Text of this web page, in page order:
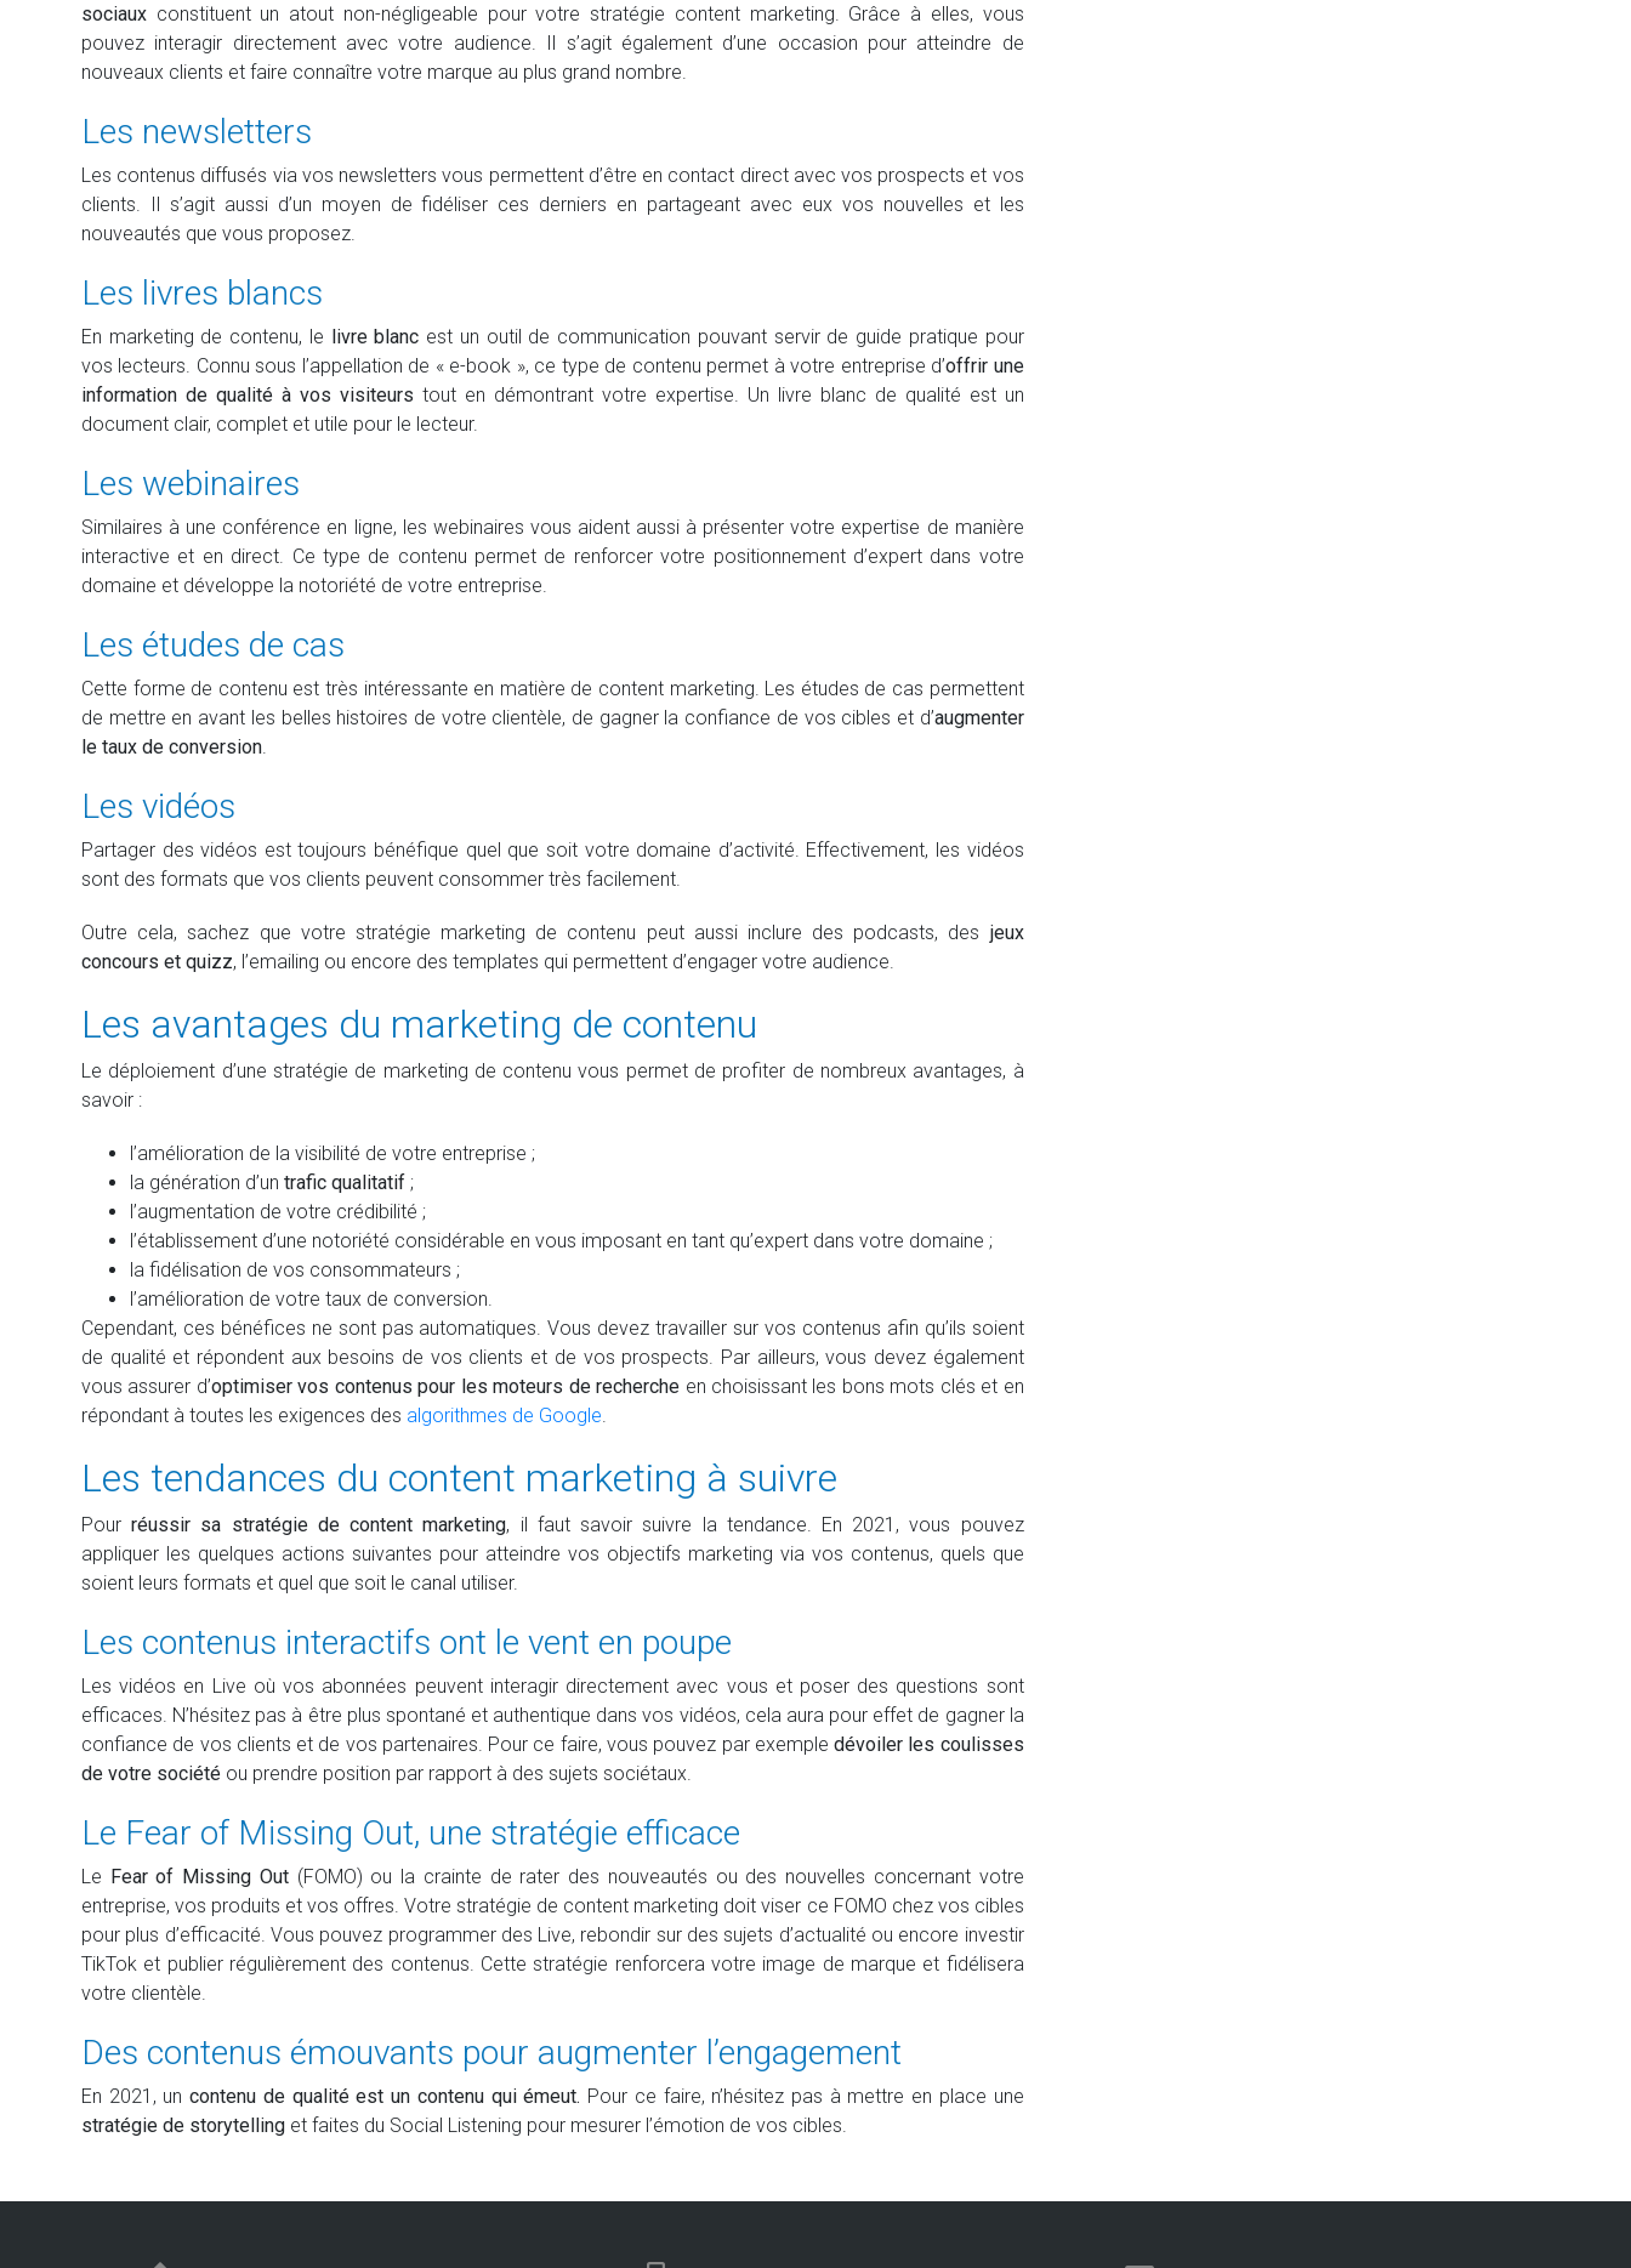
sociaux constituent un atout non-négligeable pour votre stratégie content marketing. Grâce à elles, vous
pouvez interagir directement avec votre audience. Il s’agit également d’une occasion pour atteindre de
nouveaux clients et faire connaître votre marque au plus grand nombre.
Les newsletters
Les contenus diffusés via vos newsletters vous permettent d’être en contact direct avec vos prospects et vos
clients. Il s’agit aussi d’un moyen de fidéliser ces derniers en partageant avec eux vos nouvelles et les
nouveautés que vous proposez.
Les livres blancs
En marketing de contenu, le livre blanc est un outil de communication pouvant servir de guide pratique pour
vos lecteurs. Connu sous l’appellation de « e-book », ce type de contenu permet à votre entreprise d’offrir une
information de qualité à vos visiteurs tout en démontrant votre expertise. Un livre blanc de qualité est un
document clair, complet et utile pour le lecteur.
Les webinaires
Similaires à une conférence en ligne, les webinaires vous aident aussi à présenter votre expertise de manière
interactive et en direct. Ce type de contenu permet de renforcer votre positionnement d’expert dans votre
domaine et développe la notoriété de votre entreprise.
Les études de cas
Cette forme de contenu est très intéressante en matière de content marketing. Les études de cas permettent
de mettre en avant les belles histoires de votre clientèle, de gagner la confiance de vos cibles et d’augmenter
le taux de conversion
Les vidéos
Partager des vidéos est toujours bénéfique quel que soit votre domaine d’activité. Effectivement, les vidéos
sont des formats que vos clients peuvent consommer très facilement.
Outre cela, sachez que votre stratégie marketing de contenu peut aussi inclure des podcasts, des jeux
concours et quizz, l’emailing ou encore des templates qui permettent d’engager votre audience.
Les avantages du marketing de contenu
Le déploiement d’une stratégie de marketing de contenu vous permet de profiter de nombreux avantages, à
savoir :
l’amélioration de la visibilité de votre entreprise ;
la génération d’un trafic qualitatif ;
l’augmentation de votre crédibilité ;
l’établissement d’une notoriété considérable en vous imposant en tant qu’expert dans votre domaine ;
la fidélisation de vos consommateurs ;
l’amélioration de votre taux de conversion.
Cependant, ces bénéfices ne sont pas automatiques. Vous devez travailler sur vos contenus afin qu’ils soient
de qualité et répondent aux besoins de vos clients et de vos prospects. Par ailleurs, vous devez également
vous assurer d’optimiser vos contenus pour les moteurs de recherche en choisissant les bons mots clés et en
répondant à toutes les exigences des algorithmes de Google
Les tendances du content marketing à suivre
Pourréussir sa stratégie de content marketing, il faut savoir suivre la tendance. En 2021, vous pouvez
appliquer les quelques actions suivantes pour atteindre vos objectifs marketing via vos contenus, quels que
soient leurs formats et quel que soit le canal utiliser.
Les contenus interactifs ont le vent en poupe
Les vidéos en Live où vos abonnées peuvent interagir directement avec vous et poser des questions sont
efficaces. N’hésitez pas à être plus spontané et authentique dans vos vidéos, cela aura pour effet de gagner la
confiance de vos clients et de vos partenaires. Pour ce faire, vous pouvez par exempledévoiler les coulisses
de votre société ou prendre position par rapport à des sujets sociétaux.
Le Fear of Missing Out, une stratégie efficace
Le Fear of Missing Out(FOMO) ou la crainte de rater des nouveautés ou des nouvelles concernant votre
entreprise, vos produits et vos offres. Votre stratégie de content marketing doit viser ce FOMO chez vos cibles
pour plus d’efficacité. Vous pouvez programmer des Live, rebondir sur des sujets d’actualité ou encore investir
TikTok et publier régulièrement des contenus. Cette stratégie renforcera votre image de marque et fidélisera
votre clientèle.
Des contenus émouvants pour augmenter l’engagement
En 2021, uncontenu de qualité est un contenu qui émeut. Pour ce faire, n’hésitez pas à mettre en place une
stratégie de storytelling et faites du Social Listening pour mesurer l’émotion de vos cibles.